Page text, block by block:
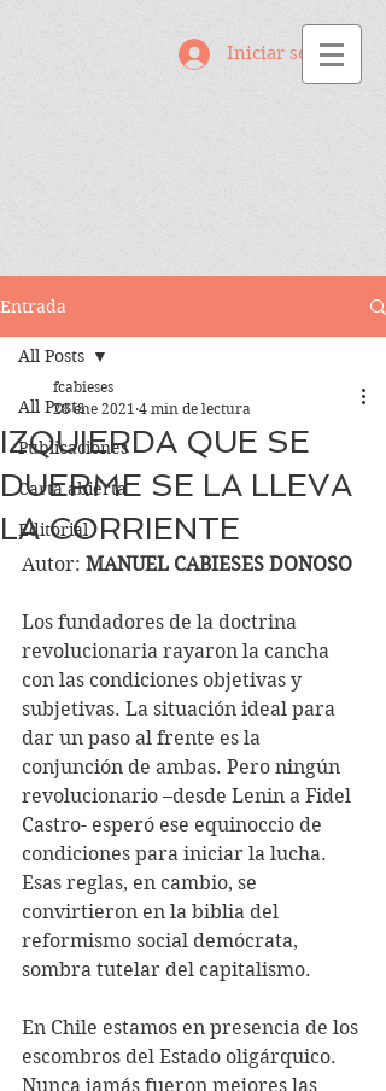
Iniciar sesión
Entrada
All Posts
Publicaciones
Carta abierta
Editorial
All Posts
IZQUIERDA QUE SE
DUERME SE LA LLEVA
LA CORRIENTE
fcabieses
28 ene 2021 4 min de lectura
Autor: MANUEL CABIESES DONOSO
Los fundadores de la doctrina
revolucionaria rayaron la cancha
con las condiciones objetivas y
subjetivas. La situación ideal para
dar un paso al frente es la
conjunción de ambas. Pero ningún
revolucionario –desde Lenin a Fidel
Castro- esperó ese equinoccio de
condiciones para iniciar la lucha.
Esas reglas, en cambio, se
convirtieron en la biblia del
reformismo social demócrata,
sombra tutelar del capitalismo.
En Chile estamos en presencia de los
escombros del Estado oligárquico.
Nunca jamás fueron mejores las